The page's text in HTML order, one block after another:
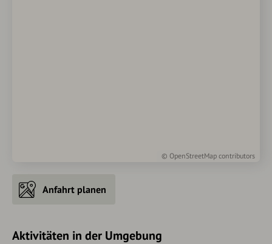
© OpenStreetMap contributors
Anfahrt planen
Aktivitäten in der Umgebung